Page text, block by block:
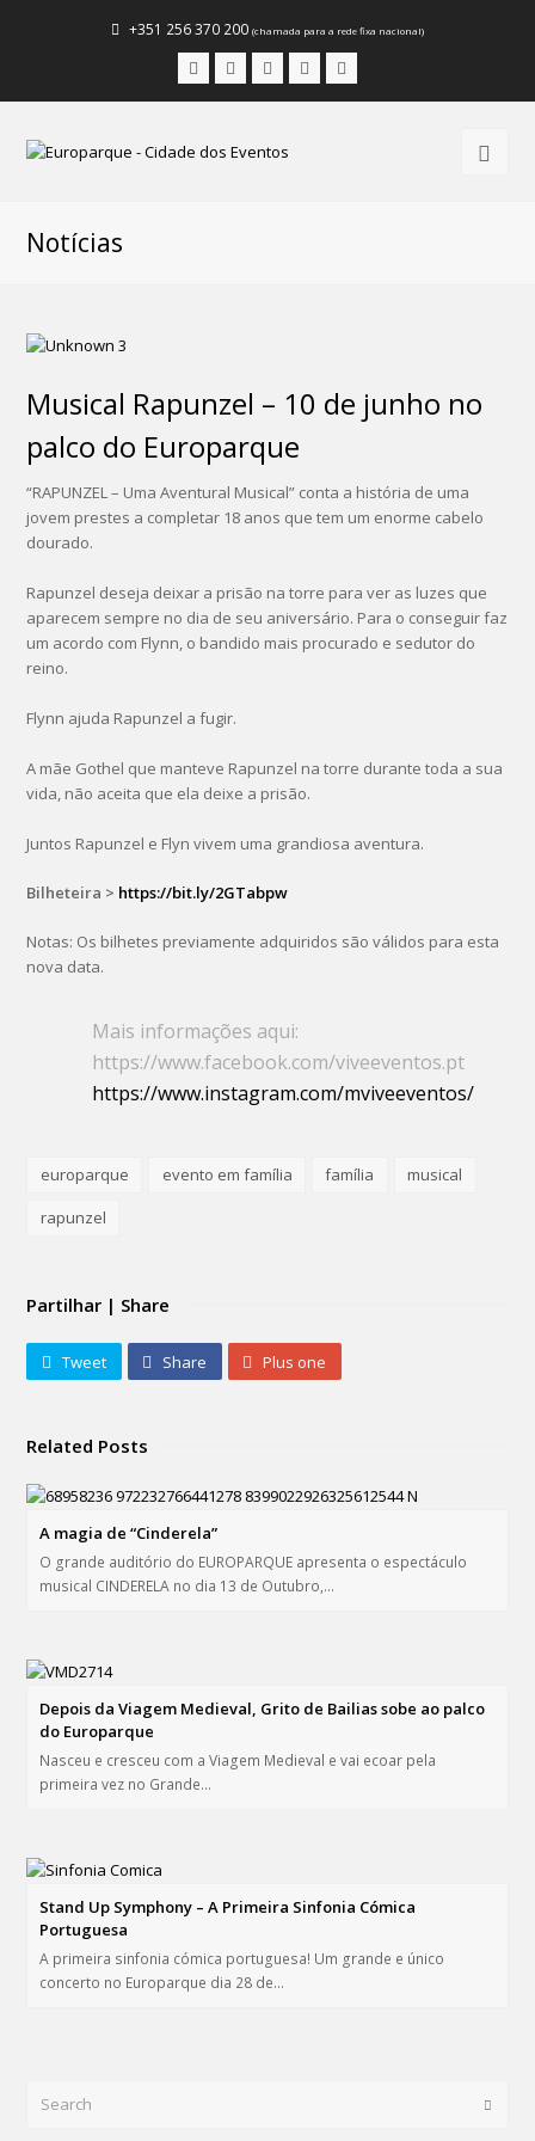
+351 256 370 200 (chamada para a rede fixa nacional)
FacebookInstagram
LinkedInYoutube
Notícias
Musical Rapunzel – 10 de junho no
palco do Europarque
“RAPUNZEL – Uma Aventural Musical” conta a história de uma
jovem prestes a completar 18 anos que tem um enorme cabelo
dourado.
Rapunzel deseja deixar a prisão na torre para ver as luzes que
aparecem sempre no dia de seu aniversário. Para o conseguir faz
um acordo com Flynn, o bandido mais procurado e sedutor do
reino.
Flynn ajuda Rapunzel a fugir.
A mãe Gothel que manteve Rapunzel na torre durante toda a sua
vida, não aceita que ela deixe a prisão.
Juntos Rapunzel e Flyn vivem uma grandiosa aventura.
Bilheteira > https://bit.ly/2GTabpw
Notas: Os bilhetes previamente adquiridos são válidos para esta
nova data.
Mais informações aqui:
https://www.facebook.com/viveeventos.pt
https://www.instagram.com/mviveeventos/
europarque evento em família família
musical
rapunzel
Partilhar | Share
Tweet Share Plus one
Related Posts
A magia de “Cinderela”
O grande auditório do EUROPARQUE apresenta o espectáculo
musical CINDERELA no dia 13 de Outubro,…
Depois da Viagem Medieval, Grito de Bailias sobe ao palco
do Europarque
Nasceu e cresceu com a Viagem Medieval e vai ecoar pela
primeira vez no Grande…
Stand Up Symphony – A Primeira Sinfonia Cómica
Portuguesa
A primeira sinfonia cómica portuguesa! Um grande e único
concerto no Europarque dia 28 de…